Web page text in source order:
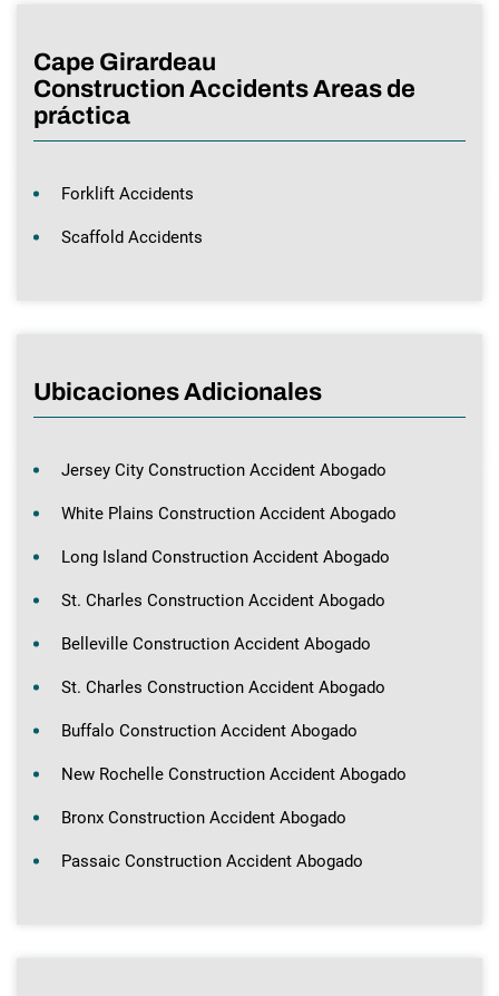
Cape Girardeau
Construction Accidents Areas de
práctica
Forklift Accidents
Scaffold Accidents
Ubicaciones Adicionales
Jersey City Construction Accident Abogado
White Plains Construction Accident Abogado
Long Island Construction Accident Abogado
St. Charles Construction Accident Abogado
Belleville Construction Accident Abogado
St. Charles Construction Accident Abogado
Buffalo Construction Accident Abogado
New Rochelle Construction Accident Abogado
Bronx Construction Accident Abogado
Passaic Construction Accident Abogado